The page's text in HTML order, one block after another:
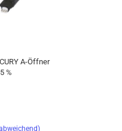
A-​Öffner
%